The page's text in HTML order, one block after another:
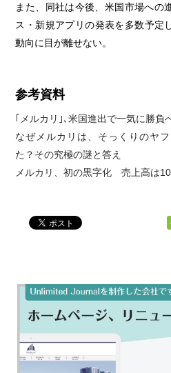
また、同社は今後、米国市場への
ス・新規アプリの発表を多数予定
動向に目が離せない。
参考資料
｢メルカリ｣､米国進出で一気に勝負
なぜメルカリは、そっくりのヤ
た？その究極の謎と答え
メルカリ、初の黒字化 売上高は